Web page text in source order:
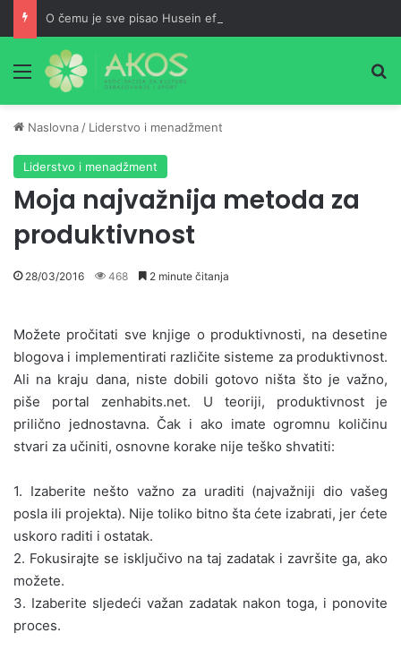
O čemu je sve pisao Husein ef. Đozo
Meni
Naslovna / Liderstvo i menadžment
Liderstvo i menadžment
Moja najvažnija metoda za
produktivnost
28/03/2016 468 2 minute čitanja
Možete pročitati sve knjige o produktivnosti, na desetine
blogova i implementirati različite sisteme za produktivnost.
Ali na kraju dana, niste dobili gotovo ništa što je važno,
piše portal zenhabits.net. U teoriji, produktivnost je
prilično jednostavna. Čak i ako imate ogromnu količinu
stvari za učiniti, osnovne korake nije teško shvatiti:
1. Izaberite nešto važno za uraditi (najvažniji dio vašeg
posla ili projekta). Nije toliko bitno šta ćete izabrati, jer ćete
uskoro raditi i ostatak.
2. Fokusirajte se isključivo na taj zadatak i završite ga, ako
možete.
3. Izaberite sljedeći važan zadatak nakon toga, i ponovite
proces.